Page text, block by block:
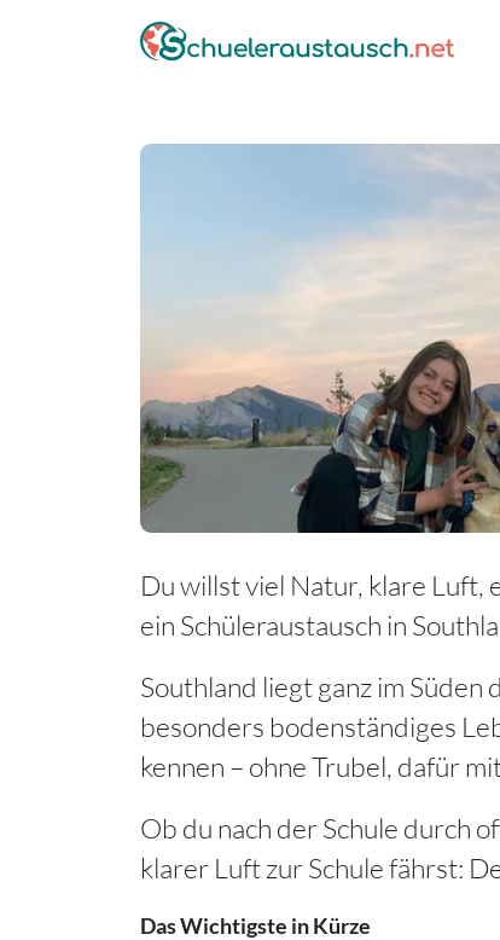
Du willst viel Natur, klare Luft,
ein Schüleraustausch in
Southland liegt ganz im
besonders bodenständiges
kennen – ohne Trubel, dafür
Ob du nach der Schule durch
klarer Luft zur Schule fährst:
Das Wichtigste in Kürze